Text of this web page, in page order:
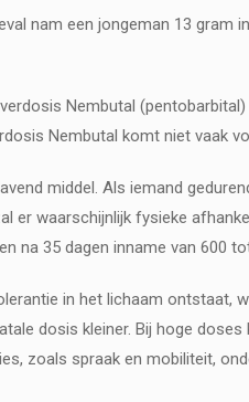
nam een ​​jongeman 13 gram
Nembutal
Nembutal komt niet vaak
middel. Als iemand
er waarschijnlijk fysieke
na 35 dagen inname van 600
in het lichaam ontstaat,
dosis kleiner. Bij hoge doses
zoals spraak en mobiliteit,